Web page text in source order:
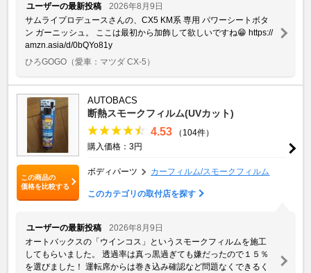
ユーザーの最新投稿
2026年8月9日
サムライプロデュースさんの、CX5 KM系 専用 パワーシートボタ
ン ガーニッシュ。 ここは最初から加飾して欲しいですね😁 https://
amzn.asia/d/0bQYo81y
ひろGOGO （愛車：マツダ CX-5）
この商品の
価格を比較する
AUTOBACS
断熱スモークフィルム(UVカット)
4.53
（104件）
購入価格：3円
ボディパーツ カーフィルム/スモークフィルム
このカテゴリの取付店を探す
ユーザーの最新投稿
2026年8月9日
オートバックスの「ウインコス」というスモークフィルムを施工
してもらいました。 透過率は真っ黒過ぎても嫌だったので１５％
を選びました！ 運転席からは巻き込み確認など問題なくできるく